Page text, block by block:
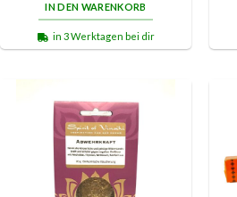
IN DEN WARENKORB
in 3 Werktagen bei dir